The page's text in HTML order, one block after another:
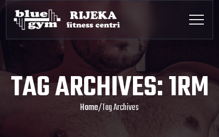
TAG ARCHIVES: 1RM
Home/Tag Archives